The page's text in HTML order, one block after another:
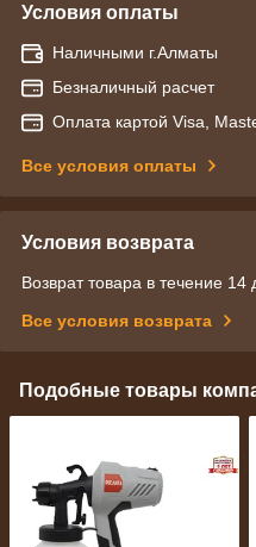
Условия оплаты
Наличными г.Алматы
Безналичный расчет
Оплата картой Visa,
Все условия оплаты
Условия возврата
Возврат товара в течение 14
Все условия возврата
Подобные товары